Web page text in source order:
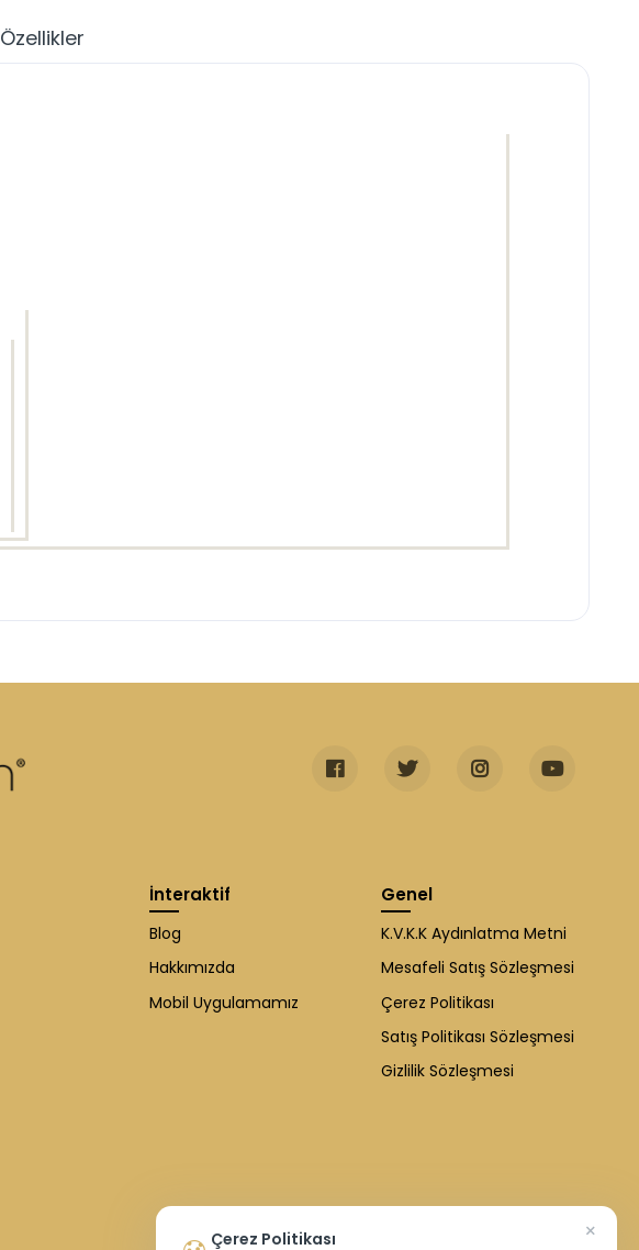
Özellikler
İnteraktif
Blog
Hakkımızda
Mobil Uygulamamız
Genel
K.V.K.K Aydınlatma Metni
Mesafeli Satış Sözleşmesi
Çerez Politikası
Satış Politikası Sözleşmesi
Gizlilik Sözleşmesi
Çerez Politikası ×